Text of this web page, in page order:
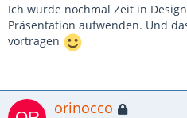
Ich würde nochmal Zeit in
Präsentation aufwenden. Und
vortragen
orinocco